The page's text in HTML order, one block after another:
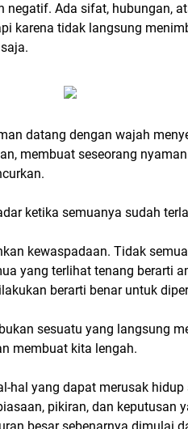
negatif. Ada sifat, hubungan,
karena tidak langsung
datang dengan wajah
membuat seseorang
ketika semuanya sudah
kewaspadaan. Tidak
yang terlihat tenang berarti
berarti benar untuk
sesuatu yang langsung
membuat kita lengah.
hal yang dapat merusak hidup
pikiran, dan keputusan